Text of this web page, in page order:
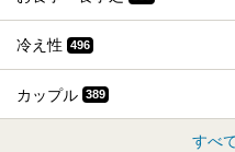
冷え性 496
カップル 389
すべ